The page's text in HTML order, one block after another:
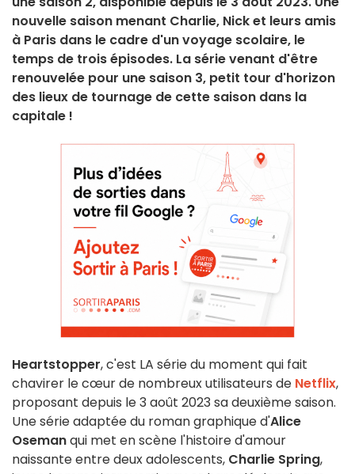
nouvelle saison menant Charlie, Nick et leurs amis
à Paris dans le cadre d'un voyage scolaire, le
temps de trois épisodes. La série venant d'être
renouvelée pour une saison 3, petit tour d'horizon
des lieux de tournage de cette saison dans la
capitale !
Heartstopper, c'est LA série du moment qui fait
chavirer le cœur de nombreux utilisateurs de Netflix,
proposant depuis le 3 août 2023 sa deuxième saison.
Une série adaptée du roman graphique d'Alice
Osemanqui met en scène l'histoire d'amour
naissante entre deux adolescents, Charlie Spring,